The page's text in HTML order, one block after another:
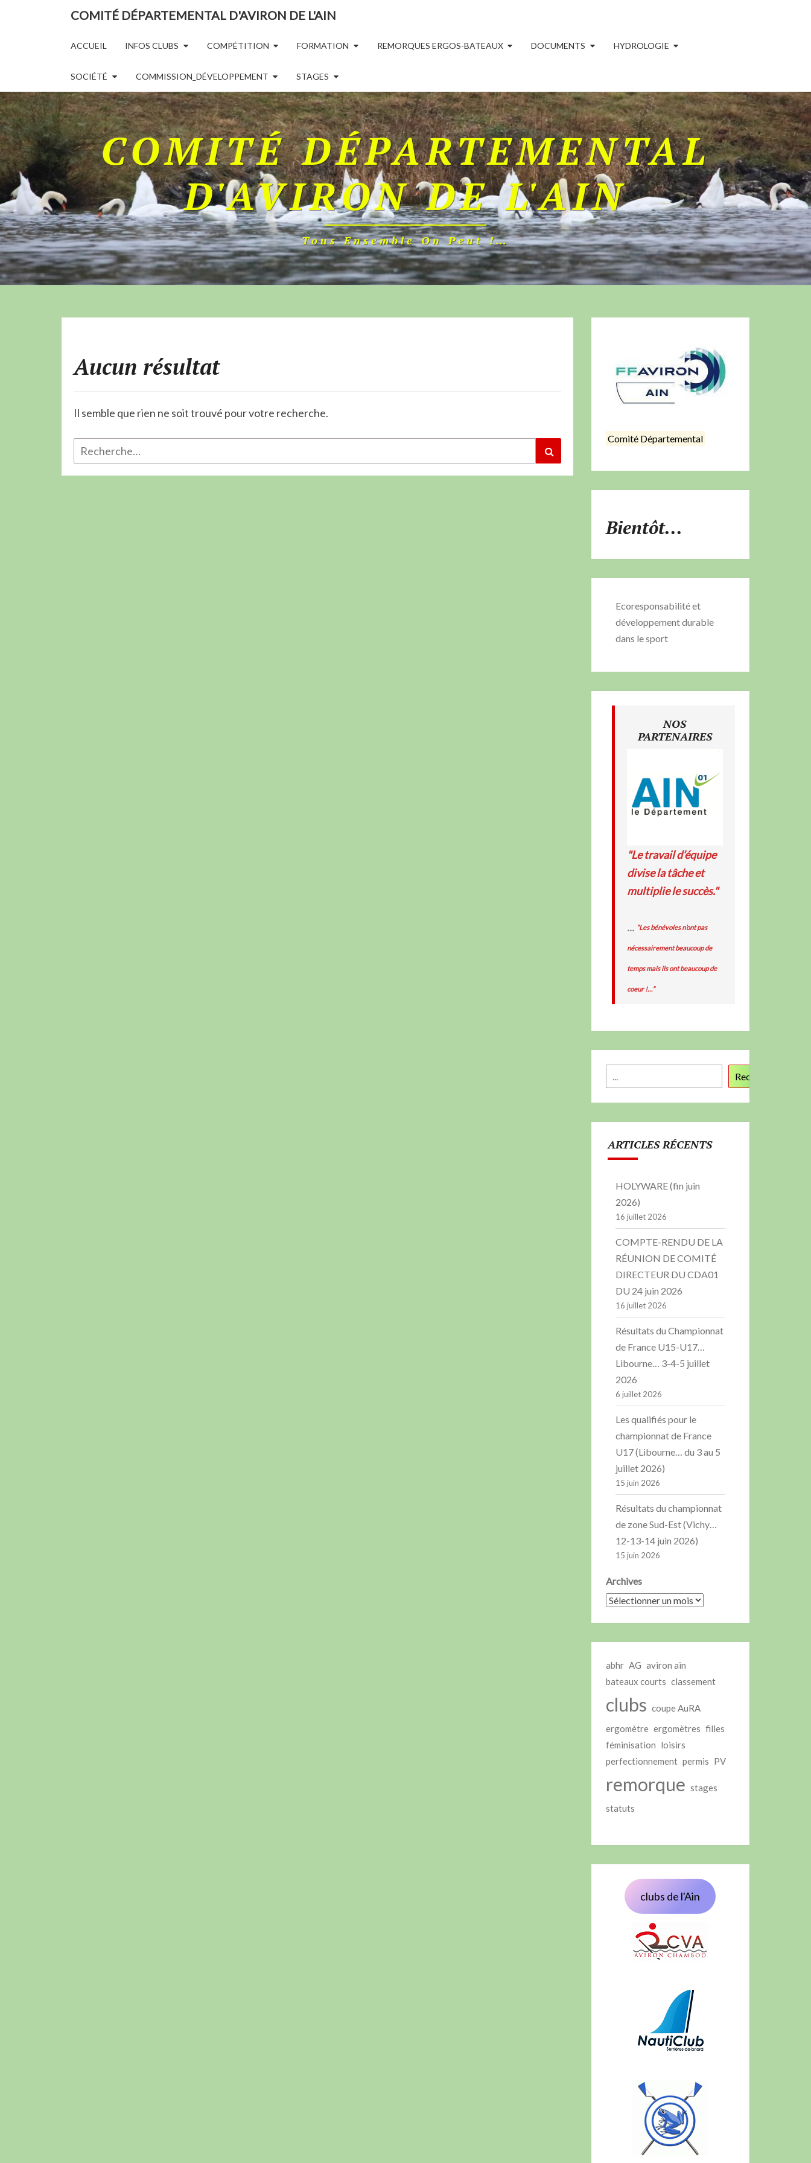
COMITÉ DÉPARTEMENTAL D'AVIRON DE L'AIN
ACCUEIL INFOS CLUBS COMPÉTITION FORMATION REMORQUES ERGOS-BATEAUX DOCUMENTS HYDROLOGIE
SOCIÉTÉ COMMISSION_DÉVELOPPEMENT STAGES
COMITÉ DÉPARTEMENTAL
D'AVIRON DE L'AIN
Tous Ensemble On Peut !…
Aucun résultat
Il semble que rien ne soit trouvé pour votre recherche.
Comité Départemental
Bientôt...
Ecoresponsabilité et
développement durable
dans le sport
NOS
PARTENAIRES
"Le travail d’équipe
divise la tâche et
multiplie le succès."
... “Les bénévoles n’ont pas
nécessairement beaucoup de
temps mais ils ont beaucoup de
coeur !…”
Recherche
ARTICLES RÉCENTS
HOLYWARE (fin juin
2026)
16 juillet 2026
COMPTE-RENDU DE LA
RÉUNION DE COMITÉ
DIRECTEUR DU CDA01
DU 24 juin 2026
16 juillet 2026
Résultats du Championnat
de France U15-U17…
Libourne… 3-4-5 juillet
2026
6 juillet 2026
Les qualifiés pour le
championnat de France
U17 (Libourne… du 3 au 5
juillet 2026)
15 juin 2026
Résultats du championnat
de zone Sud-Est (Vichy…
12-13-14 juin 2026)
15 juin 2026
Archives
abhr AG aviron ain
bateaux courts classement
clubs coupe AuRA
ergomètre ergomètres filles
féminisation loisirs
perfectionnement permis PV
remorque stages
statuts
clubs de l'Ain